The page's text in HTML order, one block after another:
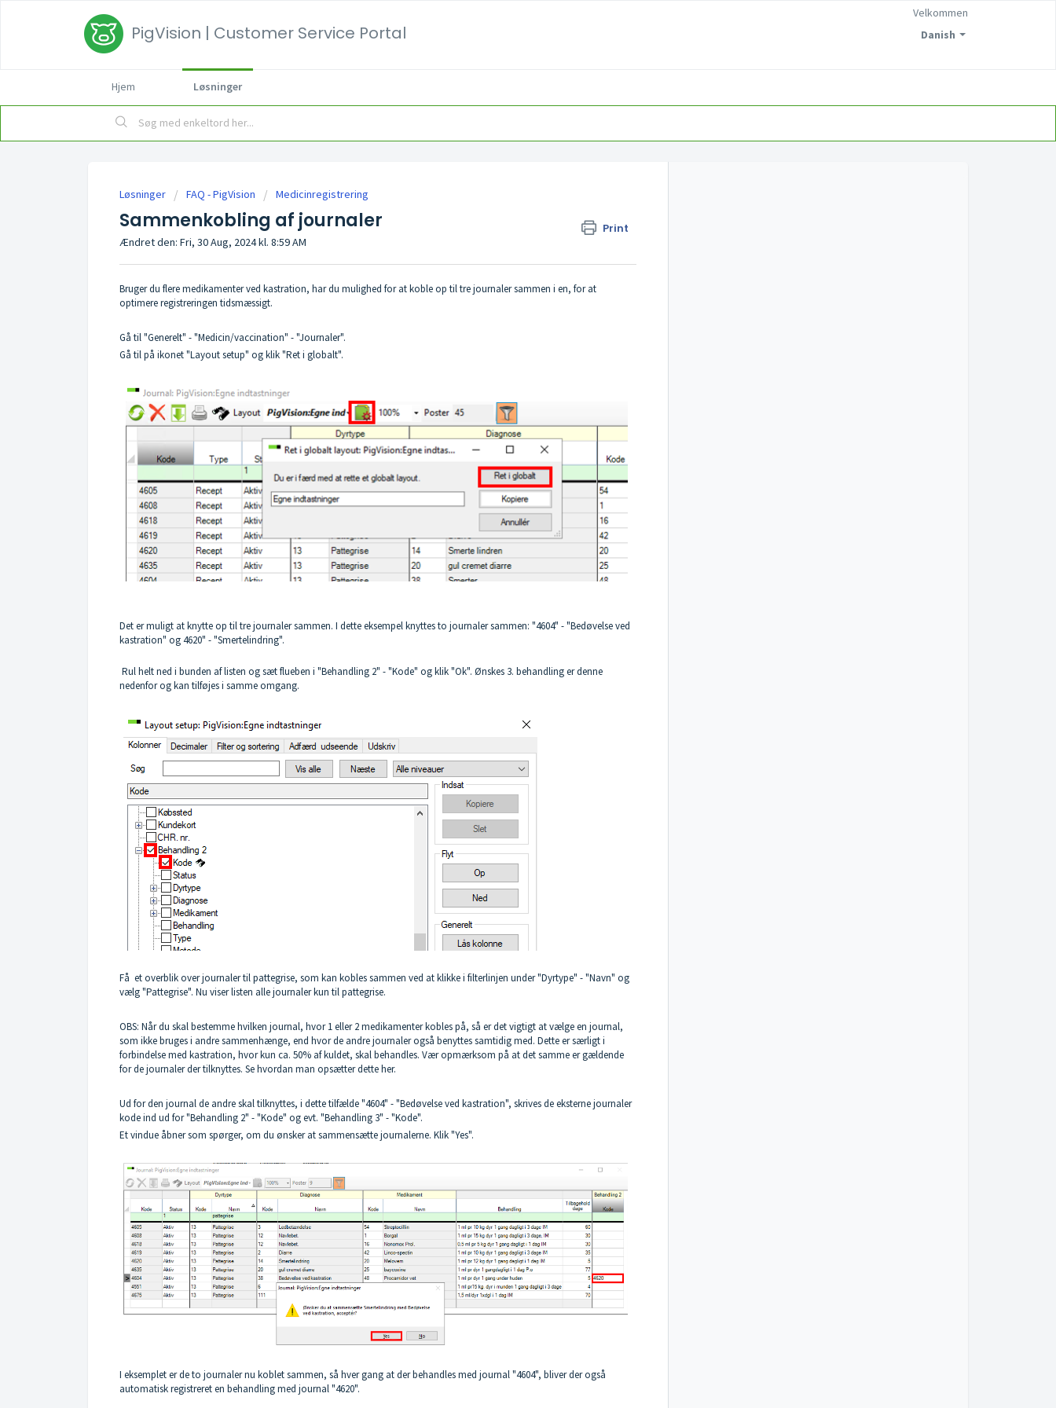
PigVision | Customer Service Portal Danish
Velkommen
Hjem Løsninger
Løsninger FAQ - PigVision Medicinregistrering
Sammenkobling af journaler Print
Ændret den: Fri, 30 Aug, 2024 kl. 8:59 AM
Bruger du flere medikamenter ved kastration, har du mulighed for at koble op til tre journaler sammen i en, for at
optimere registreringen tidsmæssigt.
Gå til "Generelt" - "Medicin/vaccination" - "Journaler".
Gå til på ikonet "Layout setup" og klik "Ret i globalt".
Det er muligt at knytte op til tre journaler sammen. I dette eksempel knyttes to journaler sammen: "4604" - "Bedøvelse ved
kastration" og 4620" - "Smertelindring".
Rul helt ned i bunden af listen og sæt flueben i "Behandling 2" - "Kode" og klik "Ok". Ønskes 3. behandling er denne
nedenfor og kan tilføjes i samme omgang.
Få et overblik over journaler til pattegrise, som kan kobles sammen ved at klikke i filterlinjen under "Dyrtype" - "Navn" og
vælg "Pattegrise". Nu viser listen alle journaler kun til pattegrise.
OBS: Når du skal bestemme hvilken journal, hvor 1 eller 2 medikamenter kobles på, så er det vigtigt at vælge en journal,
som ikke bruges i andre sammenhænge, end hvor de andre journaler også benyttes samtidig med. Dette er særligt i
forbindelse med kastration, hvor kun ca. 50% af kuldet, skal behandles. Vær opmærksom på at det samme er gældende
for de journaler der tilknyttes. Se hvordan man opsætter detteher.
Ud for den journal de andre skal tilknyttes, i dette tilfælde "4604" - "Bedøvelse ved kastration", skrives de eksterne journaler
kode ind ud for "Behandling 2" - "Kode" og evt. "Behandling 3" - "Kode".
Et vindue åbner som spørger, om du ønsker at sammensætte journalerne. Klik "Yes".
I eksemplet er de to journaler nu koblet sammen, så hver gang at der behandles med journal "4604", bliver der også
automatisk registreret en behandling med journal "4620".